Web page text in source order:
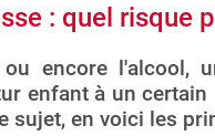
: quel risque
encore l'alcool,
enfant à un
sujet, en voici les